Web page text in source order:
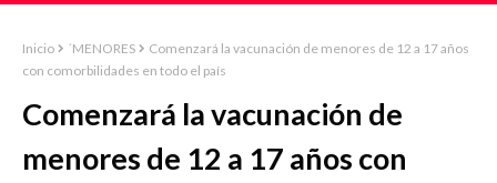
Inicio ´MENORES
Comenzará la vacunación de menores de 12 a 17 años
con comorbilidades en todo el país
Comenzará la vacunación de
menores de 12 a 17 años con